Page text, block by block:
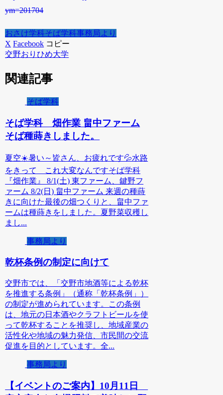
ym=201704
おさけ学科そば学科事務局より
X Facebook コピー
交野おりひめ大学
関連記事
そば学科
そば学科 畑作業 畠中ファーム
そば種蒔きしました。
夏空☀️暑い～皆さん、お疲れです💦水路
をきって これ大変なんですそば学科
『畑作業』 8/1(土) 東ファーム、鍵野フ
ァーム 8/2(日) 畠中ファーム 来週の種蒔
きに向けた最後の畑つくりと、畠中ファ
ームは種蒔きをしました。夏野菜収穫し
まし...
事務局より
乾杯条例の制定に向けて
交野市では、「交野市地酒等による乾杯
を推進する条例」（通称「乾杯条例」）
の制定が進められています。この条例
は、地元の日本酒やクラフトビールを使
って乾杯することを推奨し、地域産業の
活性化や地域の魅力発信、市民間の交流
促進を目的としています。全...
事務局より
【イベントのご案内】10月11日